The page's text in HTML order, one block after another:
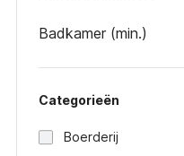
Badkamer (min.)
Categorieën
Boerderij